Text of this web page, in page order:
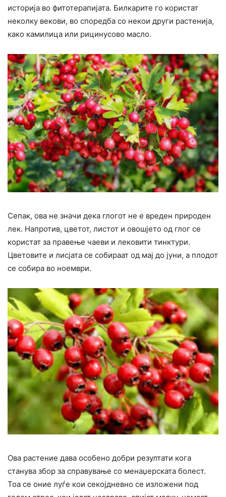
историја во фитотерапијата. Билкарите го користат
неколку векови, во споредба со некои други растенија,
како камилица или рицинусово масло.
Сепак, ова не значи дека глогот не е вреден природен
лек. Напротив, цветот, листот и овошјето од глог се
користат за правење чаеви и лековити тинктури.
Цветовите и лисјата се собираат од мај до јуни, а плодот
се собира во ноември.
Ова растение дава особено добри резултати кога
станува збор за справување со менаџерската болест.
Тоа се оние луѓе кои секојдневно се изложени под